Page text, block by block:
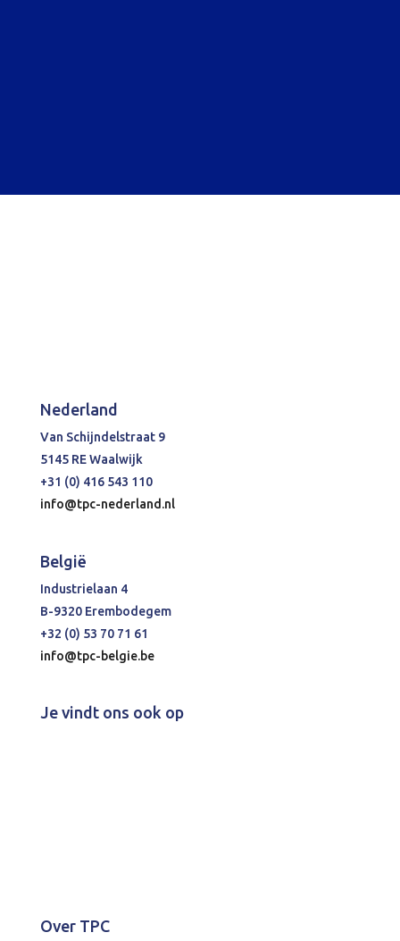
Nederland
Van Schijndelstraat 9
5145 RE Waalwijk
+31 (0) 416 543 110
info@tpc-nederland.nl
België
Industrielaan 4
B-9320 Erembodegem
+32 (0) 53 70 71 61
info@tpc-belgie.be
Je vindt ons ook op
Over TPC